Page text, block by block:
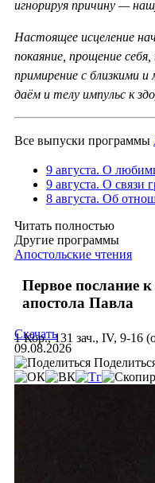
игнорируя причину —
Настоящее исцеление
покаяние, прощение
примирение с близкими
даём и телу импульс к
Все выпуски программы
9 августа. О
9 августа. О связи
8 августа. Об
Читать полностью
Другие программы
Апостольские чтения
Первое послание
апостола Павла
1 Кор., 131 зач., IV, 9-16
Скачать
09.08.2026